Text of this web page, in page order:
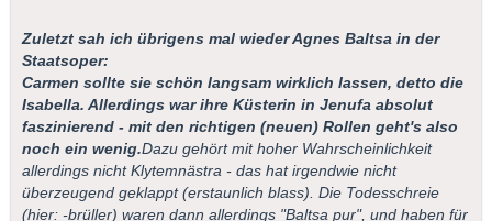
Zuletzt sah ich übrigens mal wieder Agnes Baltsa in der
Staatsoper:
Carmen sollte sie schön langsam wirklich lassen, detto die
Isabella. Allerdings war ihre Küsterin in Jenufa absolut
faszinierend - mit den richtigen (neuen) Rollen geht's also
noch ein wenig.Dazu gehört mit hoher Wahrscheinlichkeit
allerdings nicht Klytemnästra - das hat irgendwie nicht
überzeugend geklappt (erstaunlich blass). Die Todesschreie
(hier: -brüller) waren dann allerdings "Baltsa pur", und haben für